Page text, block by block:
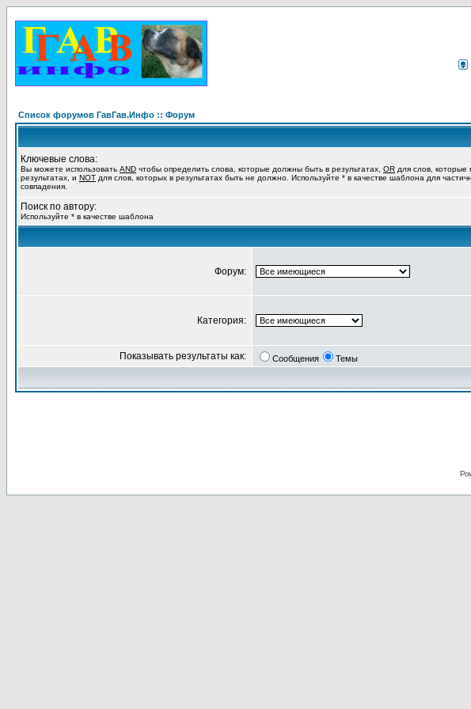
Список форумов ГавГав.Инфо :: Форум
Ключевые слова:
Вы можете использовать AND чтобы определить слова, которые должны быть в результатах, OR для слов, которые
результатах, и NOT для слов, которых в результатах быть не должно. Используйте * в качестве шаблона для
совпадения.
Поиск по автору:
Используйте * в качестве шаблона
Форум:
Категория:
Показывать результаты как: Сообщения Темы